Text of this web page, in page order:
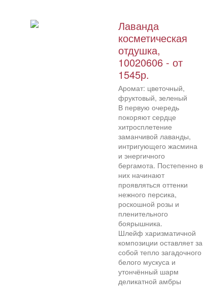
Лаванда
косметическая
отдушка,
10020606 - от
1545р.
Аромат: цветочный,
фруктовый, зеленый
В первую очередь
покоряют сердце
хитросплетение
заманчивой лаванды,
интригующего жасмина
и энергичного
бергамота. Постепенно в
них начинают
проявляться оттенки
нежного персика,
роскошной розы и
пленительного
боярышника.
Шлейф харизматичной
композиции оставляет за
собой тепло загадочного
белого мускуса и
утончённый шарм
деликатной амбры